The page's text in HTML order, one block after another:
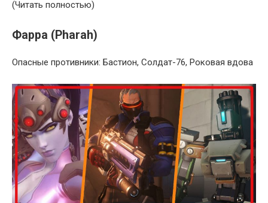
(Читать полностью)
Фарра (Pharah)
Опасные противники: Бастион, Солдат-76, Роковая вдова